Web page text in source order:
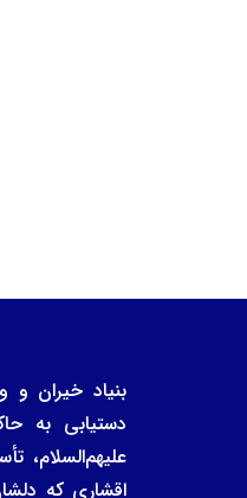
دستیابی به
علیهم‌السلام،
اقشاری که